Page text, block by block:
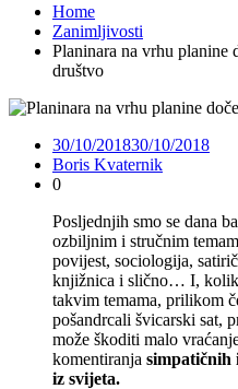
Home
Zanimljivosti
Planinara na vrhu planine
društvo
30/10/201830/10/2018
Boris Kvaternik
0
Posljednjih smo se dana
ozbiljnim i stručnim
povijest, sociologija,
knjižnica i slično… I,
takvim temama, prilikom
pošandrcali švicarski sat,
može škoditi malo
komentiranja simpatičnih
iz svijeta.